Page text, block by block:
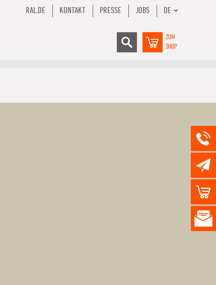
RAL.DE KONTAKT PRESSE JOBS DE
ZUM
SHOP